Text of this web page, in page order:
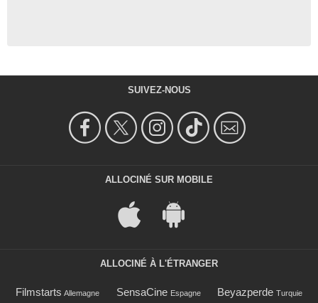
SUIVEZ-NOUS
ALLOCINÉ SUR MOBILE
ALLOCINÉ À L'ÉTRANGER
Filmstarts Allemagne SensaCine Espagne Beyazperde Turquie